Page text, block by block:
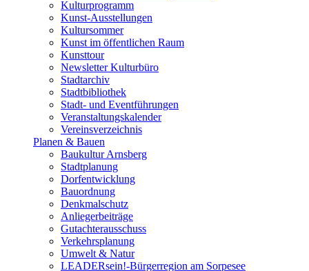
Kulturprogramm
Kunst-Ausstellungen
Kultursommer
Kunst im öffentlichen Raum
Kunsttour
Newsletter Kulturbüro
Stadtarchiv
Stadtbibliothek
Stadt- und Eventführungen
Veranstaltungskalender
Vereinsverzeichnis
Planen & Bauen
Baukultur Arnsberg
Stadtplanung
Dorfentwicklung
Bauordnung
Denkmalschutz
Anliegerbeiträge
Gutachterausschuss
Verkehrsplanung
Umwelt & Natur
LEADERsein!-Bürgerregion am Sorpesee